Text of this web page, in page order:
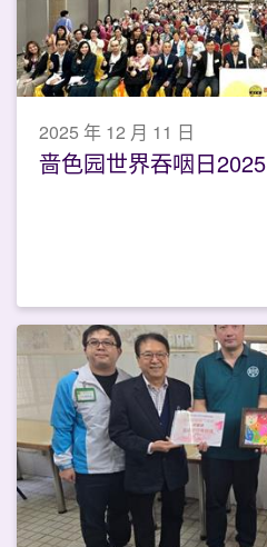
2025 年 12 月 11 日
啬色园世界吞咽日2025